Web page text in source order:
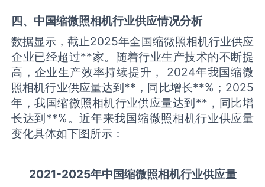
四、中国缩微照相机行业供应情况分析
数据显示，截止2025年全国缩微照相机行业供应
企业已经超过**家。随着行业生产技术的不断提
高，企业生产效率持续提升， 2024年我国缩微
照相机行业供应量达到**，同比增长**%；2025
年，我国缩微照相机行业供应量达到**，同比增
长达到**%。近年来我国缩微照相机行业供应量
变化具体如下图所示：
2021-2025年中国缩微照相机行业供应量